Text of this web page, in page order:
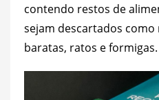
contendo restos de
sejam descartados
baratas, ratos e formigas.